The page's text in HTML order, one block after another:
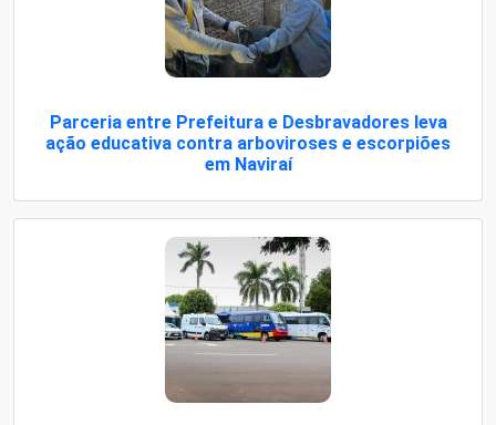
Parceria entre Prefeitura e Desbravadores leva
ação educativa contra arboviroses e escorpiões
em Naviraí